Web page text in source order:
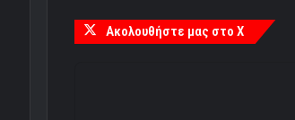
Ακολουθήστε μας στο X